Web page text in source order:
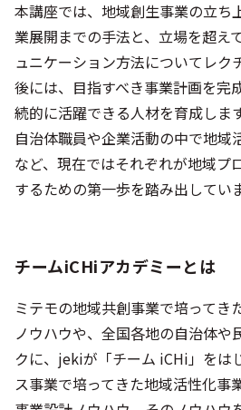
本講座では、地域創生事業の立ち
業展開までの手法と、立場を超え
ュニケーション方法についてレク
後には、目指すべき事業計画を完
続的に活躍できる人材を育成します
自治体職員や企業活動の中で地域
など、現在ではそれぞれが地域プ
するための第一歩を踏み出してい
チームiCHiアカデミーとは
ミテモの地域共創事業で培ってき
ノウハウや、全国各地の自治体や
クに、jekiが「チーム iCHi」をは
ス事業で培ってきた地域活性化事